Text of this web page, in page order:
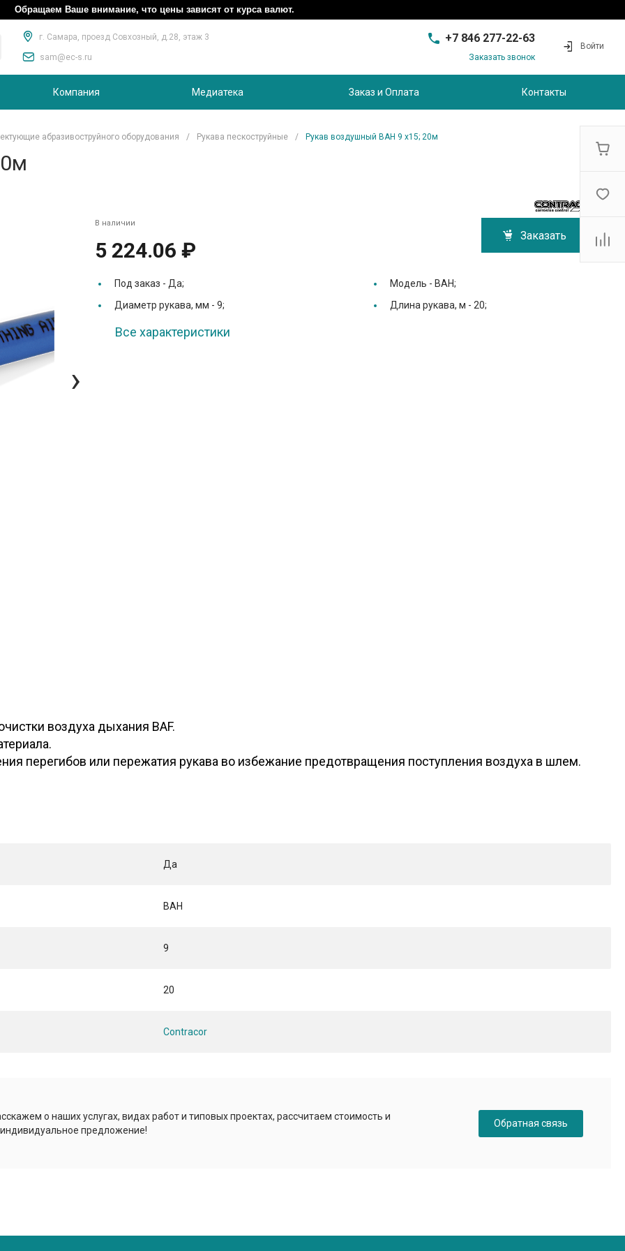
Обращаем Ваше внимание, что цены зависят от курса валют.
г. Самара, проезд Совхозный, д.28, этаж 3
sam@ec-s.ru
+7 846 277-22-63
+7 846 277-22-63
Совхозный, д.28, этаж 3
Заказать звонок
Войти
Компания Медиатека Заказ и Оплата Контакты
абразивоструйного оборудования / Рукава пескоструйные / Рукав воздушный BAH 9 x15; 20м
›
В наличии
5 224.06 ₽
Заказать
Под заказ - Да; Модель - BAH;
Диаметр рукава, мм -9; Длина рукава, м - 20;
Все характеристики
воздуха дыхания BAF.
перегибов или пережатия рукава во избежание предотвращения поступления воздуха в шлем.
Да
BAH
9
20
Contracor
о наших услугах, видах работ и типовых проектах, рассчитаем стоимость и
предложение!
Обратная связь